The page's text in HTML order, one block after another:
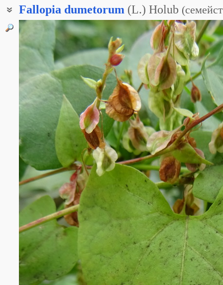
Fallopia dumetorum (L.) Holub (
Горец кустарниковый
Горец призаборный
Горлец кустарниковый
Гречишка призаборная
Фаллопия подзаборная
Повитель призаборная
Фаллопия кустарниковая